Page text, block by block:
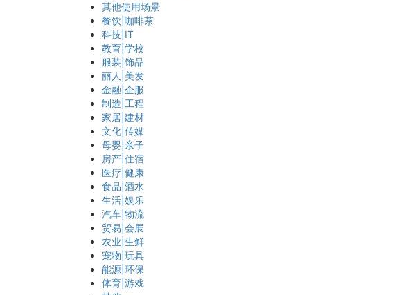
其他使用场景
餐饮|咖啡茶
科技|IT
教育|学校
服装|饰品
丽人|美发
金融|企服
制造|工程
家居|建材
文化|传媒
母婴|亲子
房产|住宿
医疗|健康
食品|酒水
生活|娱乐
汽车|物流
贸易|会展
农业|生鲜
宠物|玩具
能源|环保
体育|游戏